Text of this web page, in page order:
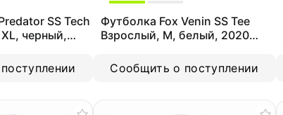
SS Tech
черный,
Футболка Fox Venin SS Tee
Взрослый, M, белый, 2020
Сообщить о поступлении